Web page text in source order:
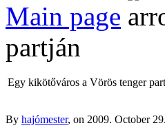
Main page
partján
Egy kikötőváros a Vörös tenger
By hajómester, on 2009. October